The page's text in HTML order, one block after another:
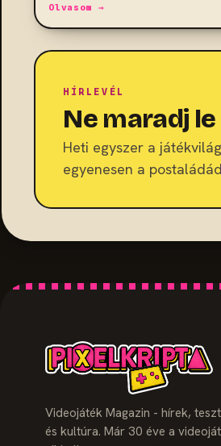
Olvasom →
HÍRLEVÉL
Ne maradj
Heti egyszer a
egyenesen a
Videojáték Magazin - hírek,
és kultúra. Már 30 éve a